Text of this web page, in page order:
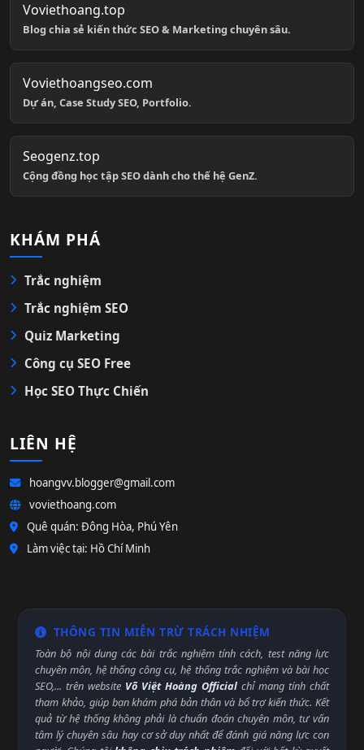
Voviethoang.top
Blog chia sẻ kiến thức SEO & Marketing chuyên sâu.
Voviethoangseo.com
Dự án, Case Study SEO, Portfolio.
Seogenz.top
Cộng đồng học tập SEO dành cho thế hệ GenZ.
KHÁM PHÁ
Trắc nghiệm
Trắc nghiệm SEO
Quiz Marketing
Công cụ SEO Free
Học SEO Thực Chiến
LIÊN HỆ
hoangvv.blogger@gmail.com
voviethoang.com
Quê quán: Đông Hòa, Phú Yên
Làm việc tại: Hồ Chí Minh
THÔNG TIN MIỄN TRỪ TRÁCH NHIỆM
Toàn bộ nội dung các bài trắc nghiệm tính cách, test năng lực
chuyên môn, hệ thống công cụ, hệ thống trắc nghiệm và bài học
SEO,... trên website Võ Việt Hoàng Official chỉ mang tính chất
tham khảo, giúp bạn khám phá bản thân và bổ trợ kiến thức. Kết
quả từ hệ thống không phải là chuẩn đoán chuyên môn, tư vấn
tâm lý chuyên sâu hay cơ sở duy nhất để đánh giá năng lực con